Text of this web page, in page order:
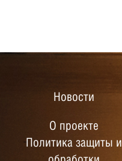
Новости
О проекте
Политика защиты и